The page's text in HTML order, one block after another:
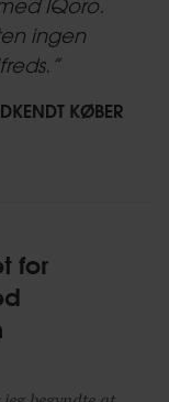
IQoro.
ingen
KØBER
for